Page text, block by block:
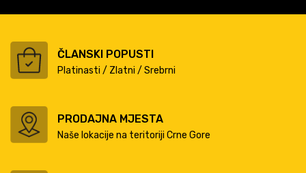
ČLANSKI POPUSTI
Platinasti / Zlatni / Srebrni
PRODAJNA MJESTA
Naše lokacije na teritoriji Crne Gore